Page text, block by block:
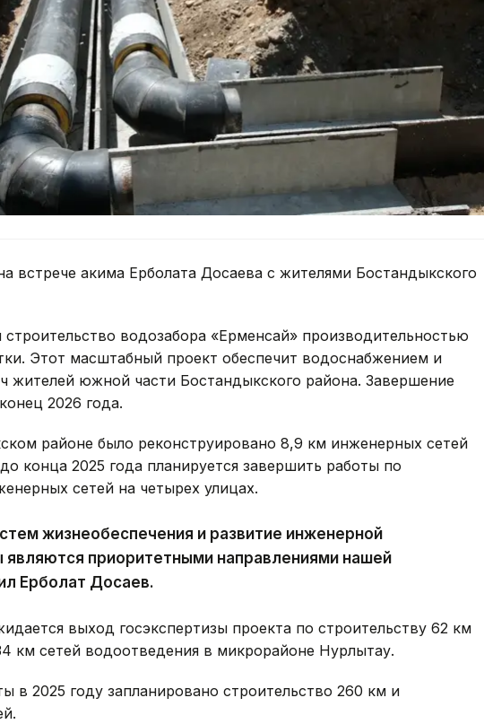
встрече акима Ерболата Досаева с жителями Бостандыкского
строительство водозабора «Ерменсай» производительностью
Этот масштабный проект обеспечит водоснабжением и
жителей южной части Бостандыкского района. Завершение
2026 года.
районе было реконструировано 8,9 км инженерных сетей
конца 2025 года планируется завершить работы по
сетей на четырех улицах.
жизнеобеспечения и развитие инженерной
являются приоритетными направлениями нашей
Ерболат Досаев.
выход госэкспертизы проекта по строительству 62 км
км сетей водоотведения в микрорайоне Нурлытау.
в 2025 году запланировано строительство 260 км и